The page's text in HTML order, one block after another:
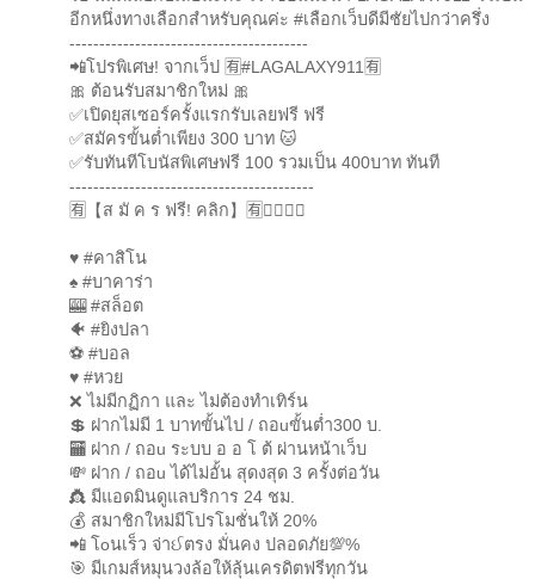
อีกหนึ่งทางเลือกสำหรับคุณค่ะ #เลือกเว็บดีมีชัยไปกว่าครึ่ง
----------------------------------------
📲โปรพิเศษ! จากเว็ป 🈶#LAGALAXY911🈶
🎀 ต้อนรับสมาชิกใหม่ 🎀
✅เปิดยุสเซอร์ครั้งแรกรับเลยฟรี ฟรี
✅สมัครขั้นต่ำเพียง 300 บาท 🐱
✅รับทันทีโบนัสพิเศษฟรี 100 รวมเป็น 400บาท ทันที
-----------------------------------------
🈶【ส มั ค ร ฟรี! คลิก】🈶👇🏻👇🏻
♥️ #คาสิโน
♠️ #บาคาร่า
🎰 #สล็อต
🐠 #ยิงปลา
⚽ #บอล
♥️ #หวย
❌ ไม่มีกฏิกา และ ไม่ต้องทำเทิร์น
💲 ฝากไม่มี 1 บาทขั้นไป / ถอuขั้นต่ำ300 บ.
🏧 ฝาก / ถอu ระบบ อ อ โ ต้ ผ่านหน้าเว็บ
💸 ฝาก / ถอu ได้ไม่อั้น สุดงสุด 3 ครั้งต่อวัน
👸 มีแอดมินดูแลบริการ 24 ชม.
💰 สมาชิกใหม่มีโปรโมชั่นให้ 20%
📲 โoนเร็ว จ่าઈตรง มั่นคง ปลอดภัย💯%
🎯 มีเกมส์หมุนวงล้อให้ลุ้นเครดิตฟรีทุกวัน